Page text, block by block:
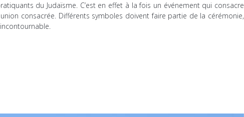
du Judaïsme. C’est en effet à la fois un événement qui consacre
consacrée. Différents symboles doivent faire partie de la cérémonie,